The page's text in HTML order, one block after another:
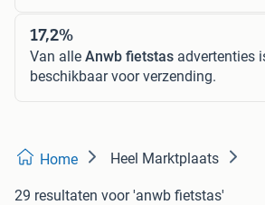
17,2%
Van alle Anwb fietstas advertenties
beschikbaar voor verzending.
Home Heel Marktplaats
29 resultaten voor 'anwb fietstas'